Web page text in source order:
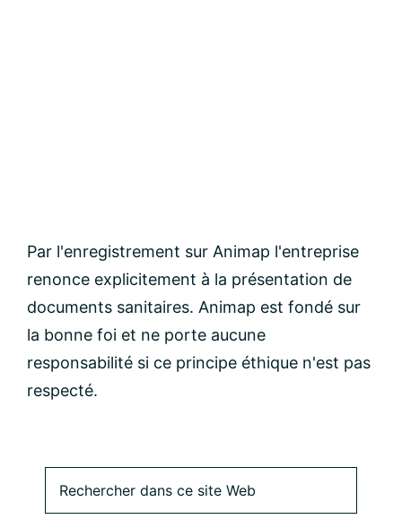
Par l'enregistrement sur Animap l'entreprise
renonce explicitement à la présentation de
documents sanitaires. Animap est fondé sur
la bonne foi et ne porte aucune
responsabilité si ce principe éthique n'est pas
respecté.
Barre
dans